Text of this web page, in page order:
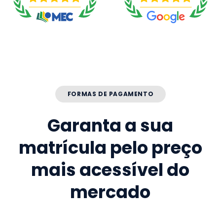
FORMAS DE PAGAMENTO
Garanta a sua
matrícula pelo preço
mais acessível do
mercado